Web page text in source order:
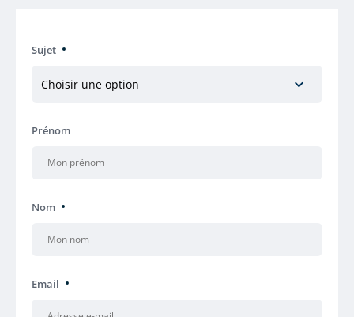
Sujet
Prénom
Nom
Email